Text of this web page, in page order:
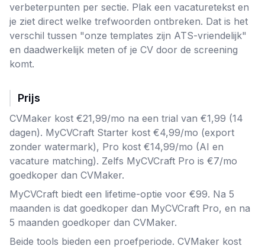
verbeterpunten per sectie. Plak een vacaturetekst en
je ziet direct welke trefwoorden ontbreken. Dat is het
verschil tussen "onze templates zijn ATS-vriendelijk"
en daadwerkelijk meten of je CV door de screening
komt.
Prijs
CVMaker kost €21,99/mo na een trial van €1,99 (14
dagen). MyCVCraft Starter kost €4,99/mo (export
zonder watermark), Pro kost €14,99/mo (AI en
vacature matching). Zelfs MyCVCraft Pro is €7/mo
goedkoper dan CVMaker.
MyCVCraft biedt een lifetime-optie voor €99. Na 5
maanden is dat goedkoper dan MyCVCraft Pro, en na
5 maanden goedkoper dan CVMaker.
Beide tools bieden een proefperiode. CVMaker kost